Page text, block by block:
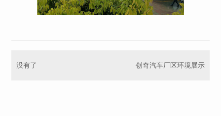
没有了 创奇汽车厂区环境展示